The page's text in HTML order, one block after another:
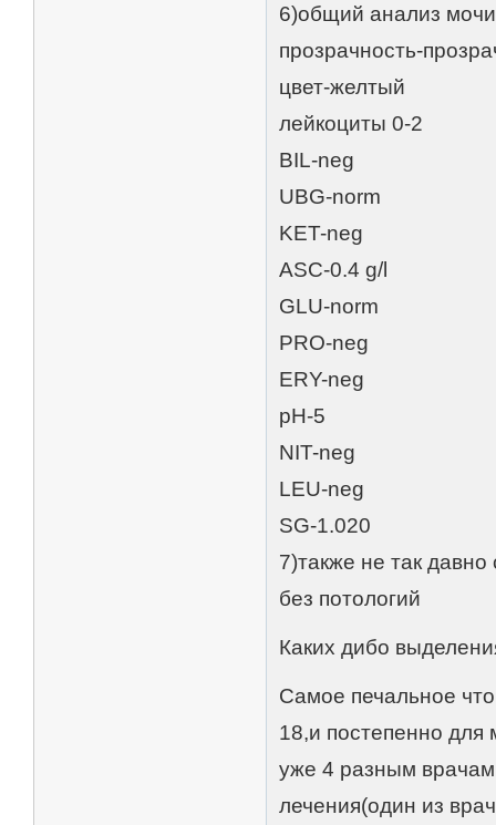
6)общий анализ
прозрачность-
цвет-желтый
лейкоциты 0-2
BIL-neg
UBG-norm
KET-neg
ASC-0.4 g/l
GLU-norm
PRO-neg
ERY-neg
pH-5
NIT-neg
LEU-neg
SG-1.020
7)также не так
без потологий
Каких дибо
Самое печальное
18,и постепенно для
уже 4 разным
лечения(один из